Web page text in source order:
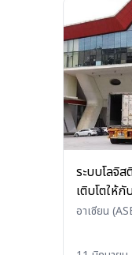
ระบบโลจิ
เติบโตให้
หล่างเซิน
อาเซียน